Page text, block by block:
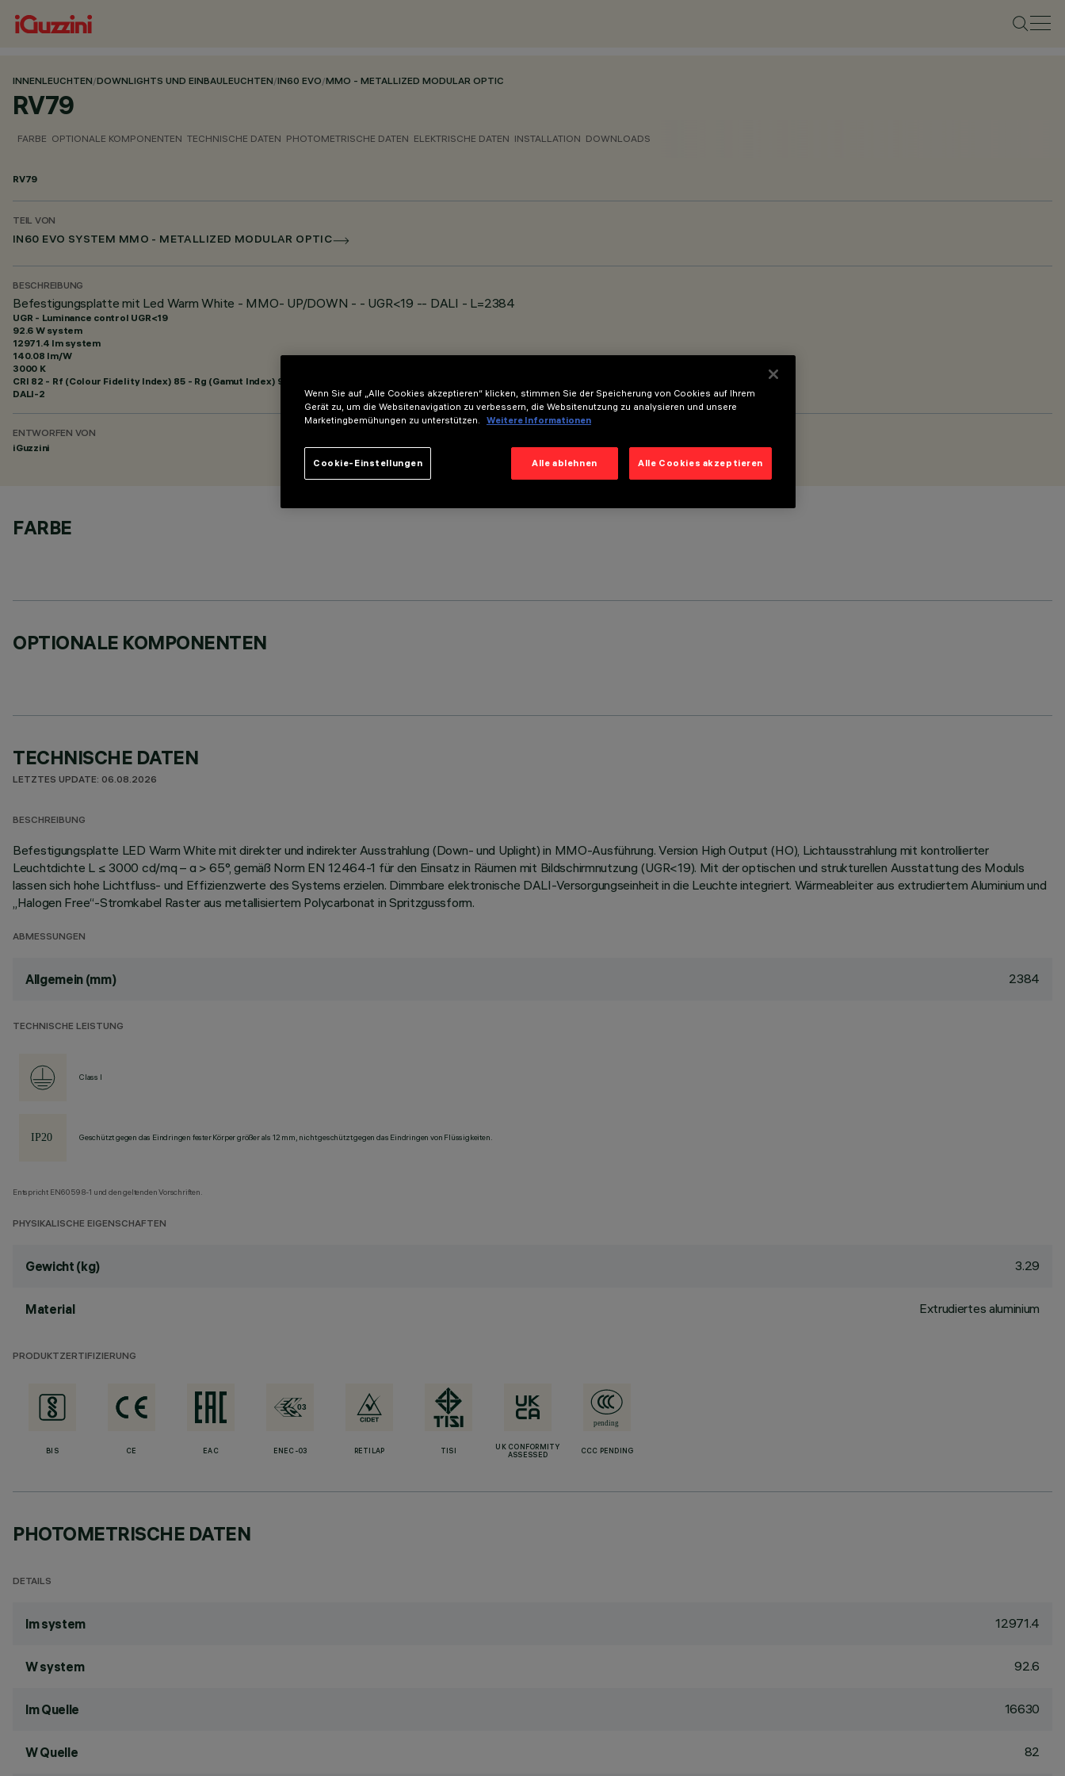
INNENLEUCHTEN/DOWNLIGHTS UND EINBAULEUCHTEN/IN60 EVO/MMO - METALLIZED MODULAR OPTIC
RV79
FARBE OPTIONALE KOMPONENTEN TECHNISCHE DATEN PHOTOMETRISCHE DATEN ELEKTRISCHE DATEN INSTALLATION DOWNLOADS
RV79
TEIL VON
IN60 EVO SYSTEM MMO - METALLIZED MODULAR OPTIC
BESCHREIBUNG
Befestigungsplatte mit Led Warm White - MMO- UP/DOWN - - UGR<19 -- DALI - L=2384
UGR - Luminance control UGR<19
92.6 W system
12971.4 lm system
140.08 lm/W
3000 K
CRI 82 - Rf (Colour Fidelity Index) 85 - Rg (Gamut Index) 95
DALI-2
ENTWORFEN VON
iGuzzini
FARBE
OPTIONALE KOMPONENTEN
TECHNISCHE DATEN
LETZTES UPDATE: 06.08.2026
BESCHREIBUNG
Befestigungsplatte LED Warm White mit direkter und indirekter Ausstrahlung (Down- und Uplight) in MMO-Ausführung. Version High Output (HO), Lichtausstrahlung mit kontrollierter
Leuchtdichte L ≤ 3000 cd/mq – α > 65°, gemäß Norm EN 12464-1 für den Einsatz in Räumen mit Bildschirmnutzung (UGR<19). Mit der optischen und strukturellen Ausstattung des Moduls
lassen sich hohe Lichtfluss- und Effizienzwerte des Systems erzielen. Dimmbare elektronische DALI-Versorgungseinheit in die Leuchte integriert. Wärmeableiter aus extrudiertem Aluminium und
„Halogen Free“-Stromkabel Raster aus metallisiertem Polycarbonat in Spritzgussform.
ABMESSUNGEN
Allgemein (mm) 2384
TECHNISCHE LEISTUNG
Class I
Geschützt gegen das Eindringen fester Körper größer als 12 mm, nicht geschützt gegen das Eindringen von Flüssigkeiten.
Entspricht EN60598-1 und den geltenden Vorschriften.
PHYSIKALISCHE EIGENSCHAFTEN
Gewicht (kg) 3.29
Material Extrudiertes aluminium
PRODUKTZERTIFIZIERUNG
BIS CE EAC ENEC-03 RETILAP TISI
UK CONFORMITY
ASSESSED
CCC PENDING
PHOTOMETRISCHE DATEN
DETAILS
lm system 12971.4
W system 92.6
lm Quelle 16630
W Quelle 82
Wenn Sie auf „Alle Cookies akzeptieren“ klicken, stimmen Sie der Speicherung von Cookies auf Ihrem
Gerät zu, um die Websitenavigation zu verbessern, die Websitenutzung zu analysieren und unsere
Marketingbemühungen zu unterstützen.
Weitere Informationen
Alle ablehnen Alle Cookies akzeptieren
Cookie-Einstellungen